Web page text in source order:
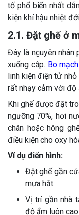
tố phổ biến nhất
kiện khí hậu nhiệt
2.1. Đặt ghế ở
Đây là nguyên nhân
xuống cấp. Bo
linh kiện điện tử
rất nhạy cảm với độ
Khi ghế được đặt
ngưỡng 70%, hơi
chân hoặc hông
điều kiện cho oxy
Ví dụ điển hình:
Đặt ghế gần
mưa hắt.
Vị trí gần nhà
độ ẩm luôn cao.